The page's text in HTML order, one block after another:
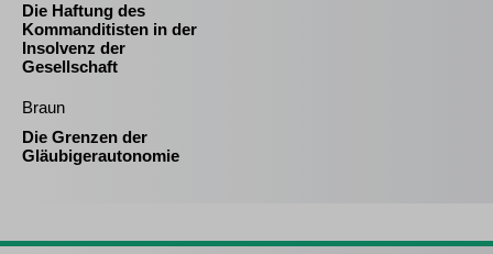
Die Haftung des
Kommanditisten in der
Insolvenz der
Gesellschaft
Braun
Die Grenzen der
Gläubigerautonomie